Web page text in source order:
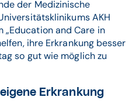
der Medizinische
AKH
„Education and Care in
ihre Erkrankung besser
so gut wie möglich zu
Erkrankung